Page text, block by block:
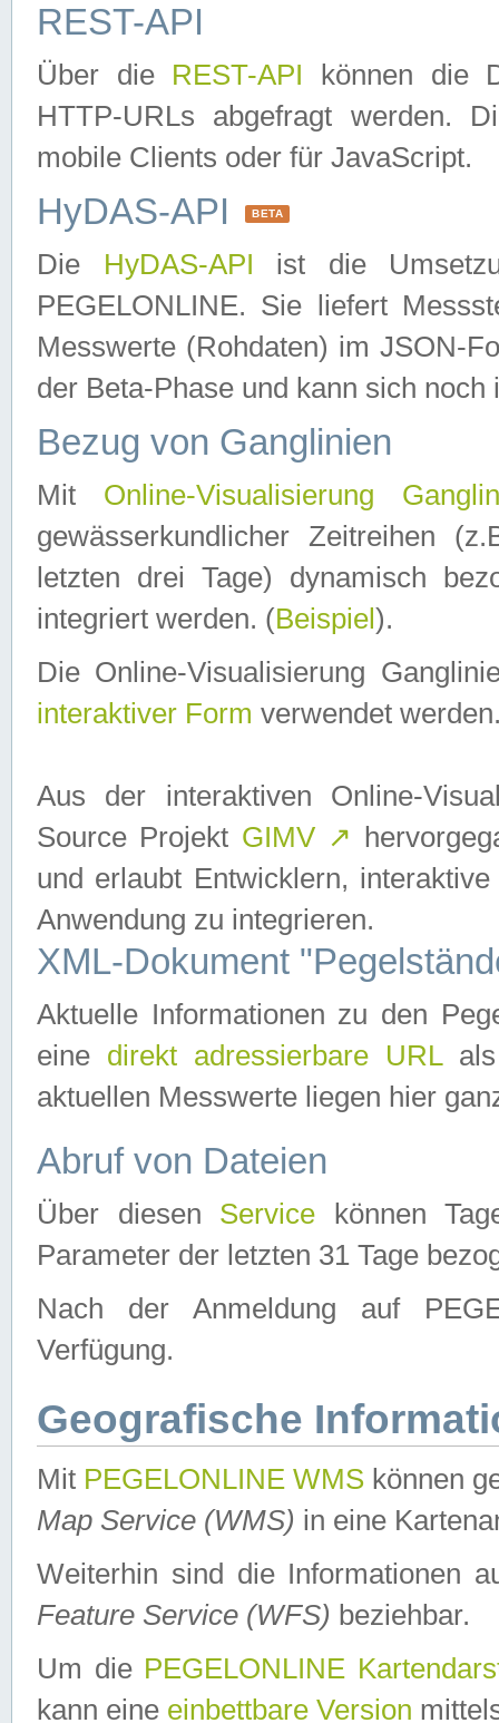
REST-API
Über die REST-API können die
HTTP-URLs abgefragt werden.
mobile Clients oder für JavaScript.
HyDAS-API BETA
Die HyDAS-API ist die
PEGELONLINE. Sie liefert
Messwerte (Rohdaten) im JSON-
der Beta-Phase und kann sich noch
Bezug von Ganglinien
Mit Online-Visualisierung
gewässerkundlicher Zeitreihen
letzten drei Tage) dynamisch
integriert werden. (Beispiel ).
Die Online-Visualisierung
interaktiver Form verwendet
Aus der interaktiven Online-
Source Projekt GIMV ↗
und erlaubt Entwicklern,
Anwendung zu integrieren.
XML-Dokument
Aktuelle Informationen zu den
eine direkt adressierbare URLals
aktuellen Messwerte liegen hier
Abruf von Dateien
Über diesen Service können
Parameter der letzten 31 Tage
Nach der Anmeldung auf
Verfügung.
Geografische
Mit PEGELONLINE WMS können
Map Service (WMS) in eine
Weiterhin sind die Informationen
Feature Service (WFS) beziehbar.
Um die PEGELONLINE
kann eine einbettbare Version